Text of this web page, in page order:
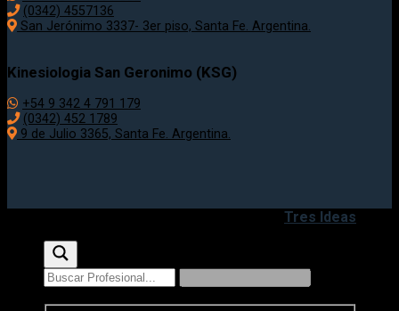
(0342) 4557136
San Jerónimo 3337- 3er piso, Santa Fe. Argentina.
Kinesiologia San Geronimo (KSG)
+54 9 342 4 791 179
(0342) 452 1789
9 de Julio 3365, Santa Fe. Argentina.
Tres Ideas